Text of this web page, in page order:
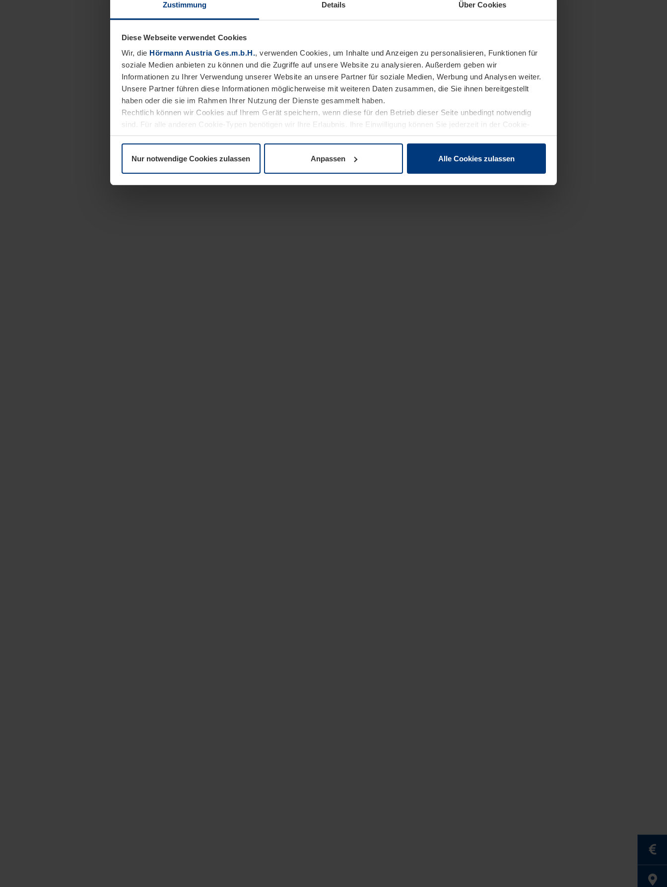
Zustimmung Details Über Cookies
Diese Webseite verwendet Cookies
Wir, die Hörmann Austria Ges.m.b.H., verwenden Cookies, um Inhalte und Anzeigen zu personalisieren, Funktionen für
soziale Medien anbieten zu können und die Zugriffe auf unsere Website zu analysieren. Außerdem geben wir
Informationen zu Ihrer Verwendung unserer Website an unsere Partner für soziale Medien, Werbung und Analysen weiter.
Unsere Partner führen diese Informationen möglicherweise mit weiteren Daten zusammen, die Sie ihnen bereitgestellt
haben oder die sie im Rahmen Ihrer Nutzung der Dienste gesammelt haben.
Rechtlich können wir Cookies auf Ihrem Gerät speichern, wenn diese für den Betrieb dieser Seite unbedingt notwendig
sind. Für alle anderen Cookie-Typen benötigen wir Ihre Erlaubnis. Ihre Einwilligung können Sie jederzeit in der Cookie-
Erläuterung auf der SeiteDatenschutzerklärungunserer Website ändern oder widerrufen.
Nur notwendige Cookies zulassen Anpassen Alle Cookies zulassen